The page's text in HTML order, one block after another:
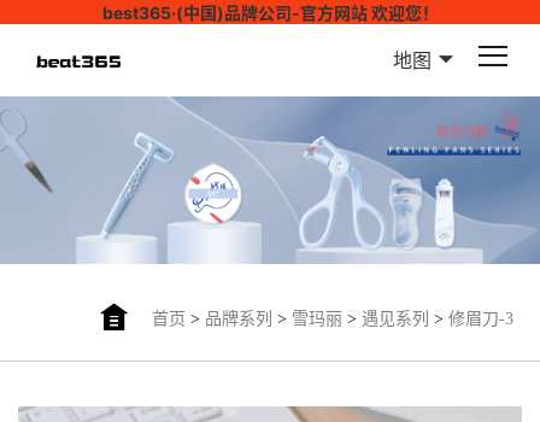
best365·(中国)品牌公司-官方网站 欢迎您！
地图
首页 > 品牌系列 > 雪玛丽> 遇见系列 > 修眉刀-3